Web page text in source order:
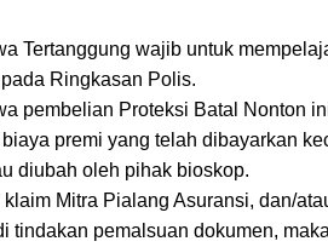
Tertanggung wajib untuk
Ringkasan Polis.
pembelian Proteksi Batal Nonton
premi yang telah dibayarkan
diubah oleh pihak bioskop.
Mitra Pialang Asuransi, dan/
tindakan pemalsuan dokumen,